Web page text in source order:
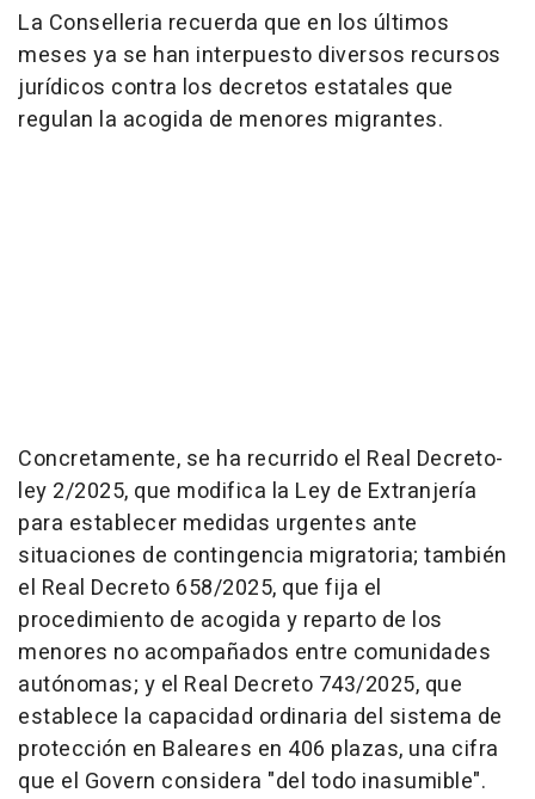
La Conselleria recuerda que en los últimos
meses ya se han interpuesto diversos recursos
jurídicos contra los decretos estatales que
regulan la acogida de menores migrantes.
Concretamente, se ha recurrido el Real Decreto-
ley 2/2025, que modifica la Ley de Extranjería
para establecer medidas urgentes ante
situaciones de contingencia migratoria; también
el Real Decreto 658/2025, que fija el
procedimiento de acogida y reparto de los
menores no acompañados entre comunidades
autónomas; y el Real Decreto 743/2025, que
establece la capacidad ordinaria del sistema de
protección en Baleares en 406 plazas, una cifra
que el Govern considera "del todo inasumible".